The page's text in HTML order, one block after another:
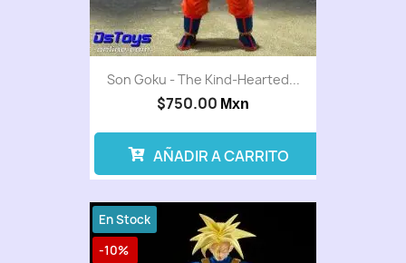
Son Goku - The Kind-Hearted...
$750.00 Mxn
AÑADIR A CARRITO
-10%
En Stock